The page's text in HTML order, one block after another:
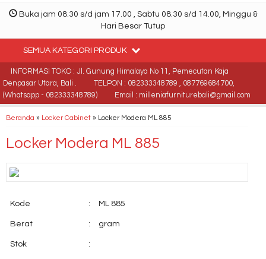
Buka jam 08.30 s/d jam 17.00 , Sabtu 08.30 s/d 14.00, Minggu &
Hari Besar Tutup
SEMUA KATEGORI PRODUK
INFORMASI TOKO : Jl. Gunung Himalaya No 11, Pemecutan Kaja
Denpasar Utara, Bali .
TELPON : 082333348789 , 087769684700,
(Whatsapp - 082333348789)
Email : milleniafurniturebali@gmail.com
Beranda » Locker Cabinet » Locker Modera ML 885
Locker Modera ML 885
Kode : ML 885
Berat : gram
Stok :